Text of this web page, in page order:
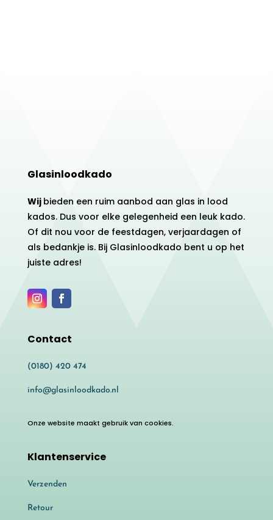
Glasinloodkado
Wij bieden een ruim aanbod aan glas in lood
kados. Dus voor elke gelegenheid een leuk kado.
Of dit nou voor de feestdagen, verjaardagen of
als bedankje is. Bij Glasinloodkado bent u op het
juiste adres!
Contact
(0180) 420 474
info@glasinloodkado.nl
Onze website maakt gebruik van cookies.
Klantenservice
Verzenden
Retour